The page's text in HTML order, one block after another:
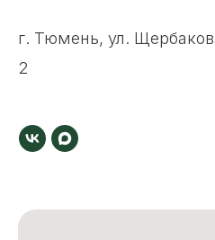
г. Тюмень, ул.
2